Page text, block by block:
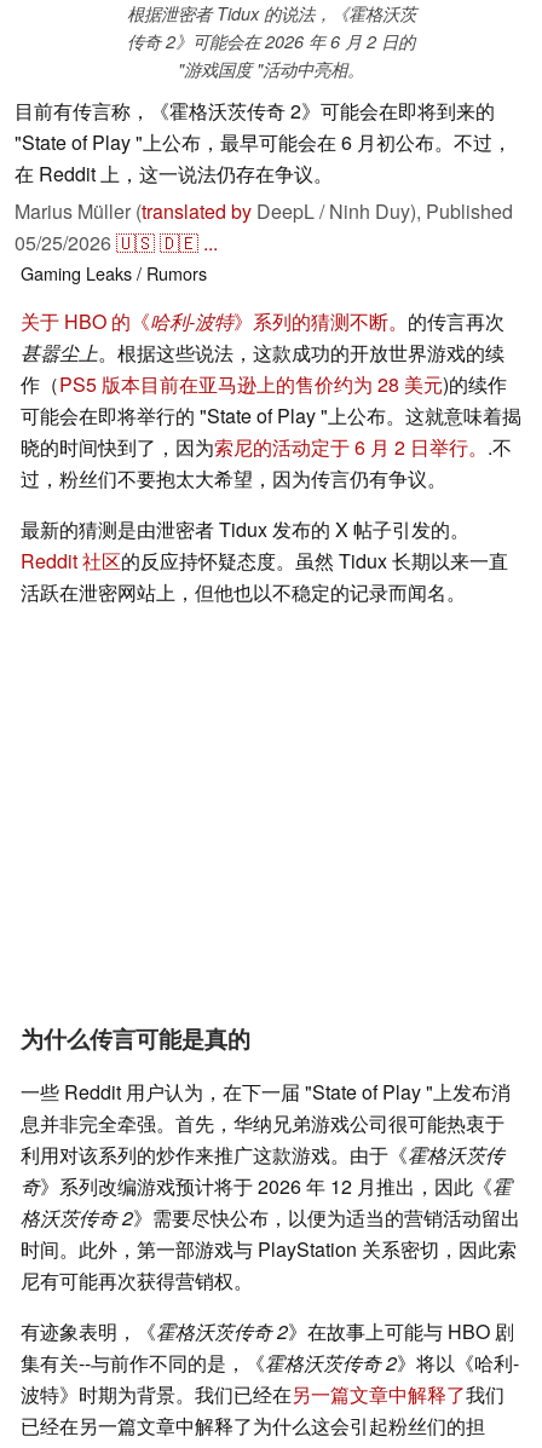
根据泄密者 Tidux 的说法，《霍格沃茨
传奇 2》可能会在 2026 年 6 月 2 日的
"游戏国度 "活动中亮相。
目前有传言称，《霍格沃茨传奇 2》可能会在即将到来的
"State of Play "上公布，最早可能会在 6 月初公布。不过，
在 Reddit 上，这一说法仍存在争议。
Marius Müller (translated by DeepL / Ninh Duy), Published
05/25/2026🇺🇸🇩🇪 ...
Gaming Leaks / Rumors
关于 HBO 的《哈利-波特》系列的猜测不断。 的传言再次
甚嚣尘上。根据这些说法，这款成功的开放世界游戏的续
作（PS5 版本目前在亚马逊上的售价约为 28 美元)的续作
可能会在即将举行的 "State of Play "上公布。这就意味着揭
晓的时间快到了，因为索尼的活动定于 6 月 2 日举行。 .不
过，粉丝们不要抱太大希望，因为传言仍有争议。
最新的猜测是由泄密者 Tidux 发布的 X 帖子引发的。
Reddit 社区的反应持怀疑态度。虽然 Tidux 长期以来一直
活跃在泄密网站上，但他也以不稳定的记录而闻名。
为什么传言可能是真的
一些 Reddit 用户认为，在下一届 "State of Play "上发布消
息并非完全牵强。首先，华纳兄弟游戏公司很可能热衷于
利用对该系列的炒作来推广这款游戏。由于《霍格沃茨传
奇》系列改编游戏预计将于 2026 年 12 月推出，因此《霍
格沃茨传奇 2》需要尽快公布，以便为适当的营销活动留出
时间。此外，第一部游戏与 PlayStation 关系密切，因此索
尼有可能再次获得营销权。
有迹象表明，《霍格沃茨传奇 2》在故事上可能与 HBO 剧
集有关--与前作不同的是，《霍格沃茨传奇 2》将以《哈利-
波特》时期为背景。我们已经在另一篇文章中解释了我们
已经在另一篇文章中解释了为什么这会引起粉丝们的担